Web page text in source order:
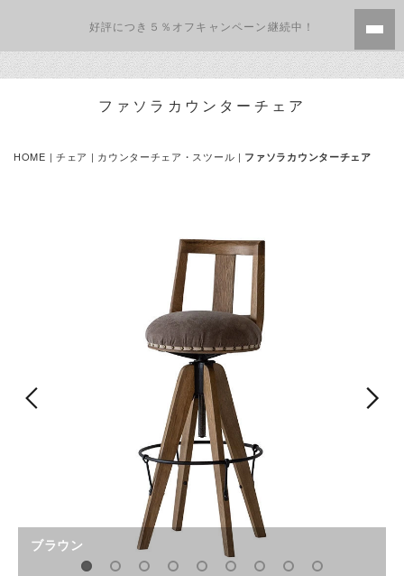
好評につき５％オフキャンペーン継続中！
ファソラカウンターチェア
HOME | チェア | カウンターチェア・スツール | ファソラカウンターチェア
ブラウン